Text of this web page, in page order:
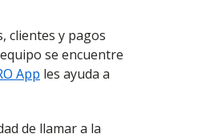
clientes y pagos
se encuentre
App les ayuda a
de llamar a la